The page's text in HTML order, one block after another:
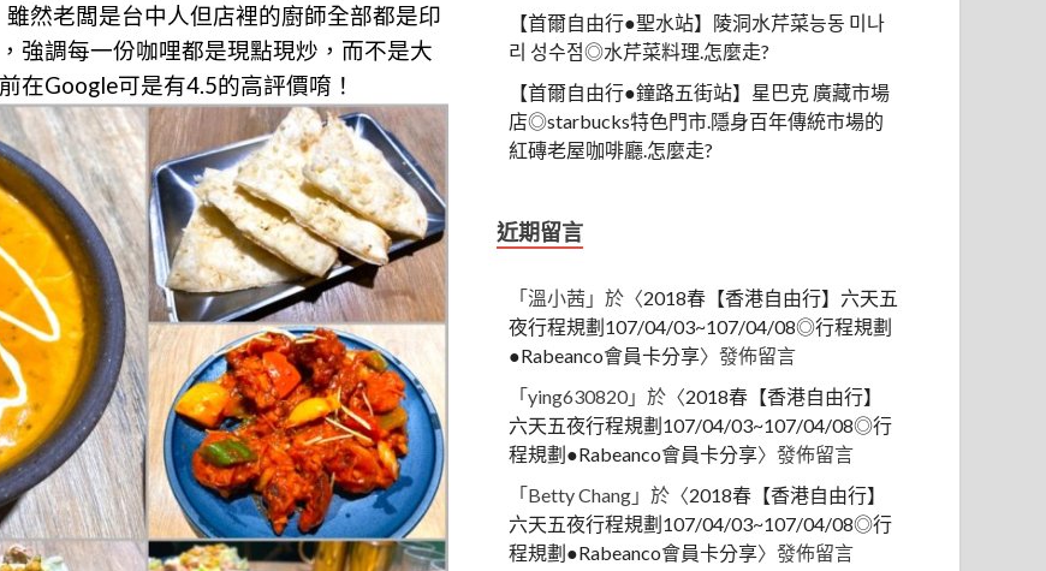
然老闆是台中人但店裡的廚師全部都是印
強調每一份咖哩都是現點現炒，而不是大
在Google可是有4.5的高評價唷！
【首爾自由行●聖水站】陵洞水芹菜능동 미나
리 성수점◎水芹菜料理.怎麼走?
【首爾自由行●鐘路五街站】星巴克 廣藏市場
店◎starbucks特色門市.隱身百年傳統市場的
紅磚老屋咖啡廳.怎麼走?
近期留言
「 溫小茜 」於〈2018春【香港自由行】六天五
夜行程規劃107/04/03~107/04/08◎行程規劃
●Rabeanco會員卡分享〉發佈留言
「ying630820 」於〈2018春【香港自由行】
六天五夜行程規劃107/04/03~107/04/08◎行
程規劃●Rabeanco會員卡分享〉發佈留言
「 Betty Chang 」於〈2018春【香港自由行】
六天五夜行程規劃107/04/03~107/04/08◎行
程規劃●Rabeanco會員卡分享〉發佈留言